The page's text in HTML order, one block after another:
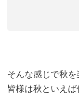
そんな感じで秋
皆様は秋といえ